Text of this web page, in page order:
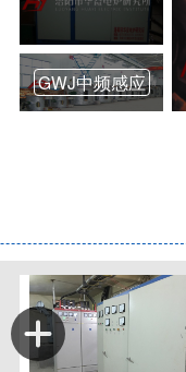
GWJ中频感应